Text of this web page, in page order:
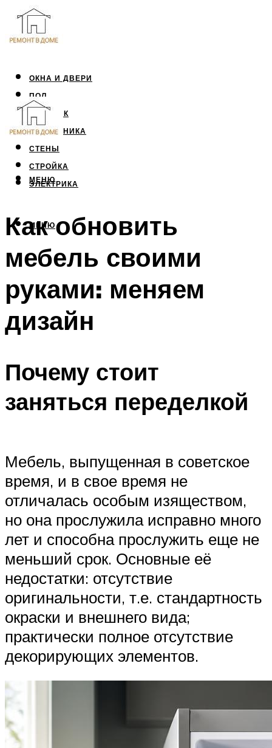
ОКНА И ДВЕРИ
ПОЛ
ПОТОЛОК
САНТЕХНИКА
СТЕНЫ
СТРОЙКА
ЭЛЕКТРИКА
МЕНЮ
МЕНЮ
Как обновить
мебель своими
руками: меняем
дизайн
Почему стоит
заняться переделкой
Мебель, выпущенная в советское
время, и в свое время не
отличалась особым изяществом,
но она прослужила исправно много
лет и способна прослужить еще не
меньший срок. Основные её
недостатки: отсутствие
оригинальности, т.е. стандартность
окраски и внешнего вида;
практически полное отсутствие
декорирующих элементов.